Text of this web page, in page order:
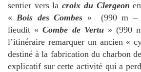
sentier vers lacroix du Clergeon
«Bois des Combes » (990 m –
lieudit «Combe de Vertu» (990
l’itinéraire remarquer un ancien «
destiné à la fabrication du charbon
explicatif sur cette activité qui a